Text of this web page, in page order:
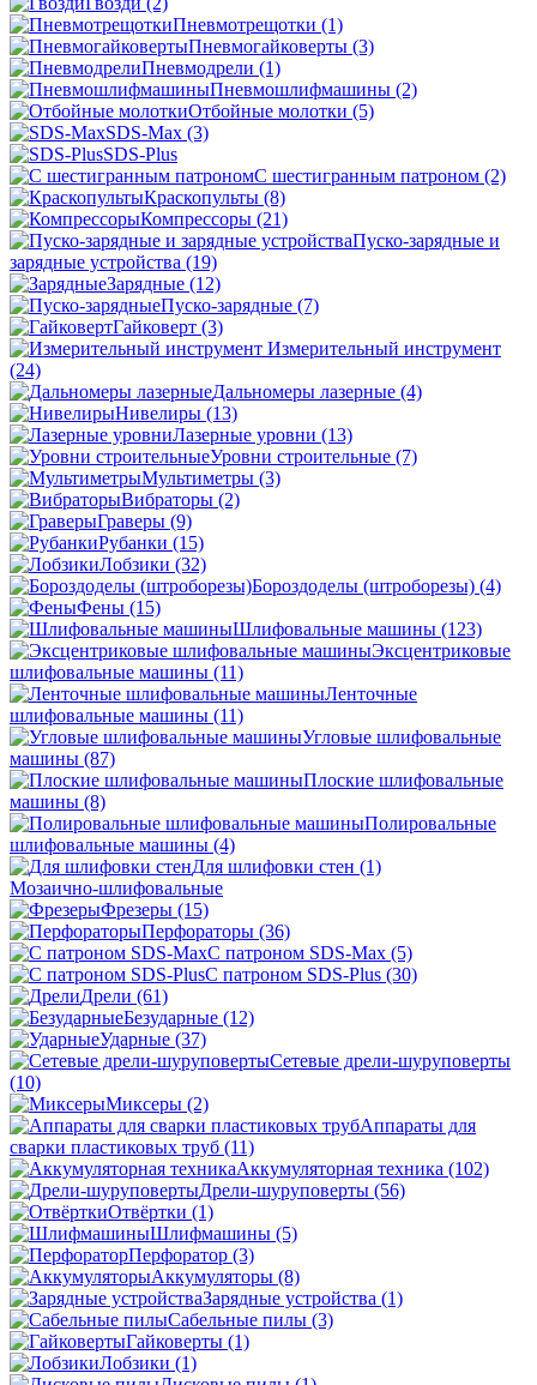
Пневмотрещотки (1)
Пневмогайковерты (3)
Пневмодрели (1)
Пневмошлифмашины (2)
Отбойные молотки (5)
SDS-Max (3)
SDS-Plus
C шестигранным патроном (2)
Краскопульты (8)
Компрессоры (21)
Пуско-зарядные и
зарядные устройства (19)
Зарядные (12)
Пуско-зарядные (7)
Гайковерт (3)
Измерительный инструмент
(24)
Дальномеры лазерные (4)
Нивелиры (13)
Лазерные уровни (13)
Уровни строительные (7)
Мультиметры (3)
Вибраторы (2)
Граверы (9)
Рубанки (15)
Лобзики (32)
Бороздоделы (штроборезы) (4)
Фены (15)
Шлифовальные машины (123)
Эксцентриковые
шлифовальные машины (11)
Ленточные
шлифовальные машины (11)
Угловые шлифовальные
машины (87)
Плоские шлифовальные
машины (8)
Полировальные
шлифовальные машины (4)
Для шлифовки стен (1)
Мозаично-шлифовальные
Фрезеры (15)
Перфораторы (36)
С патроном SDS-Max (5)
С патроном SDS-Plus (30)
Дрели (61)
Безударные (12)
Ударные (37)
Сетевые дрели-шуруповерты
(10)
Миксеры (2)
Аппараты для
сварки пластиковых труб (11)
Аккумуляторная техника (102)
Дрели-шуруповерты (56)
Отвёртки (1)
Шлифмашины (5)
Перфоратор (3)
Аккумуляторы (8)
Зарядные устройства (1)
Сабельные пилы (3)
Гайковерты (1)
Лобзики (1)